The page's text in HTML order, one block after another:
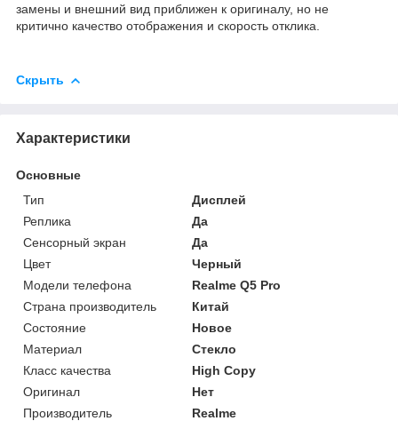
замены и внешний вид приближен к оригиналу, но не
критично качество отображения и скорость отклика.
Скрыть
Характеристики
Основные
Тип
Дисплей
Реплика
Да
Сенсорный экран
Да
Цвет
Черный
Модели телефона
Realme Q5 Pro
Страна производитель
Китай
Состояние
Новое
Материал
Стекло
Класс качества
High Copy
Оригинал
Нет
Производитель
Realme